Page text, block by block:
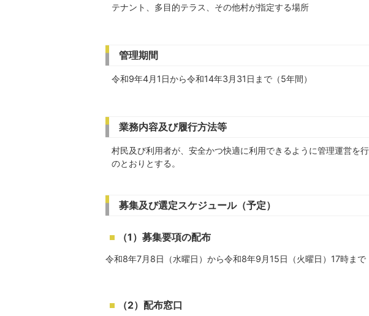
テナント、多目的テラス、その他村が指定する場所
管理期間
令和9年4月1日から令和14年3月31日まで（5年間）
業務内容及び履行方法等
村民及び利用者が、安全かつ快適に利用できるように管理運営を
のとおりとする。
募集及び選定スケジュール（予定）
（1）募集要項の配布
令和8年7月8日（水曜日）から令和8年9月15日（火曜日）17時まで
（2）配布窓口